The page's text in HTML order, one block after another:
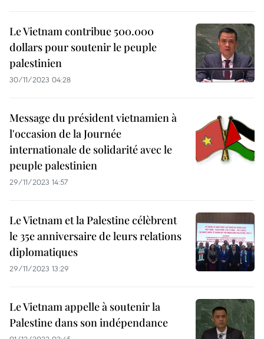
Le Vietnam contribue 500.000
dollars pour soutenir le peuple
palestinien
30/11/2023 04:28
Message du président vietnamien à
l'occasion de la Journée
internationale de solidarité avec le
peuple palestinien
29/11/2023 14:57
Le Vietnam et la Palestine célèbrent
le 35e anniversaire de leurs relations
diplomatiques
29/11/2023 13:29
Le Vietnam appelle à soutenir la
Palestine dans son indépendance